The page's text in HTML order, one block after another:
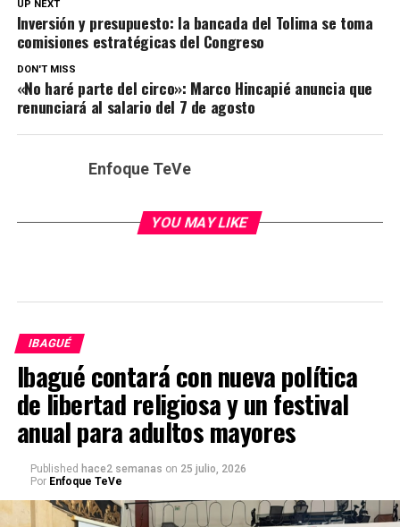
UP NEXT
Inversión y presupuesto: la bancada del Tolima se toma
comisiones estratégicas del Congreso
DON'T MISS
«No haré parte del circo»: Marco Hincapié anuncia que
renunciará al salario del 7 de agosto
Enfoque TeVe
YOU MAY LIKE
IBAGUÉ
Ibagué contará con nueva política
de libertad religiosa y un festival
anual para adultos mayores
Published hace2 semanas on 25 julio, 2026
Por Enfoque TeVe